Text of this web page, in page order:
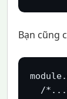
Bạn cũng
/